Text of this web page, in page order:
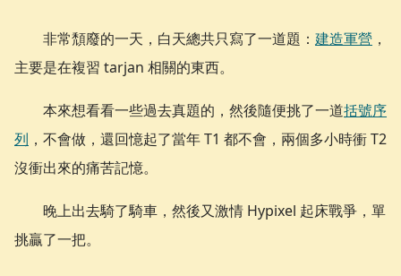
非常頹廢的一天，白天總共只寫了一道題： 建造軍營 ，
主要是在複習 tarjan 相關的東西。
本來想看看一些過去真題的，然後隨便挑了一道括號序
列 ，不會做，還回憶起了當年 T1 都不會，兩個多小時衝 T2
沒衝出來的痛苦記憶。
晚上出去騎了騎車，然後又激情 Hypixel 起床戰爭，單
挑贏了一把。